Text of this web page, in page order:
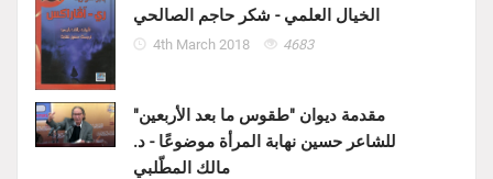
الخيال العلمي - شكر حاجم الصالحي
4th March 2018 4683
مقدمة ديوان "طقوس ما بعد الأربعين"
للشاعر حسين نهابة المرأة موضوعًا - د.
مالك المطّلبي